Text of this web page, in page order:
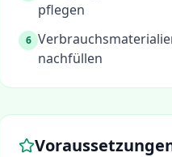
pflegen
6
nachfüllen